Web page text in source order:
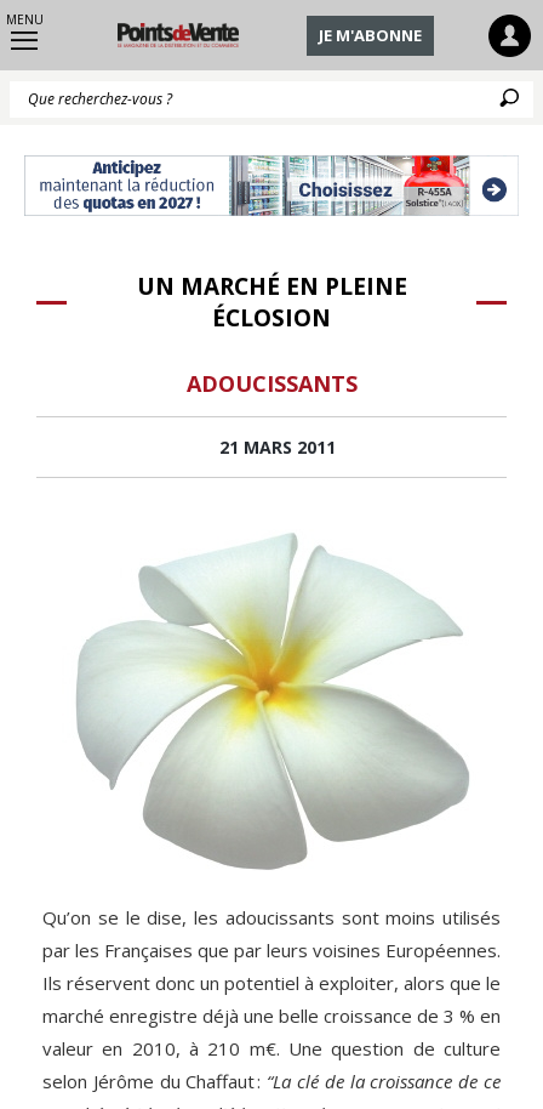
MENU
JE M'ABONNE
UN MARCHÉ EN PLEINE
ÉCLOSION
ADOUCISSANTS
21 MARS 2011
Qu’on se le dise, les adoucissants sont moins utilisés
par les Françaises que par leurs voisines Européennes.
Ils réservent donc un potentiel à exploiter, alors que le
marché enregistre déjà une belle croissance de 3 % en
valeur en 2010, à 210 m€. Une question de culture
selon Jérôme du Chaffaut : “La clé de la croissance de ce